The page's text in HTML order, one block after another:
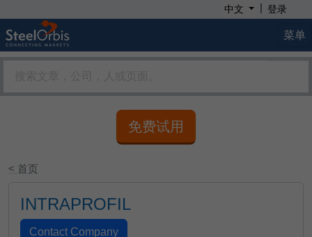
中文 | 登录
菜单
免费试用
< 首页
INTRAPROFIL